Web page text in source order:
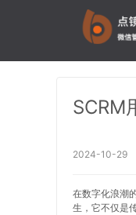
SCRM
2024-10-29
在数字化浪潮
生，它不仅是